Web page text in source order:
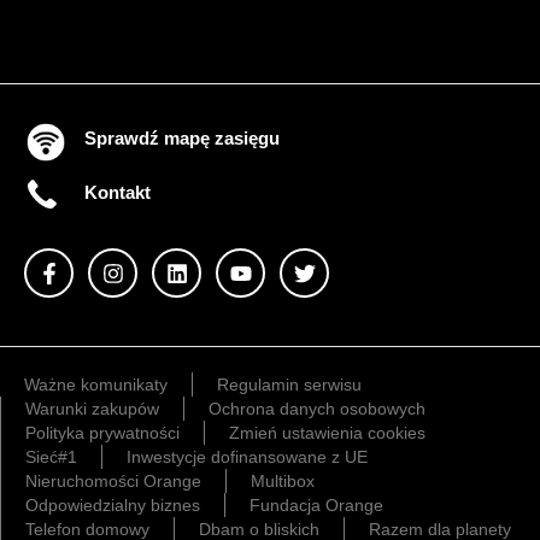
Sprawdź mapę zasięgu
Kontakt
Ważne komunikaty
Regulamin serwisu
Warunki zakupów
Ochrona danych osobowych
Polityka prywatności
Zmień ustawienia cookies
Sieć#1
Inwestycje dofinansowane z UE
Nieruchomości Orange
Multibox
Odpowiedzialny biznes
Fundacja Orange
Telefon domowy
Dbam o bliskich Razem dla planety